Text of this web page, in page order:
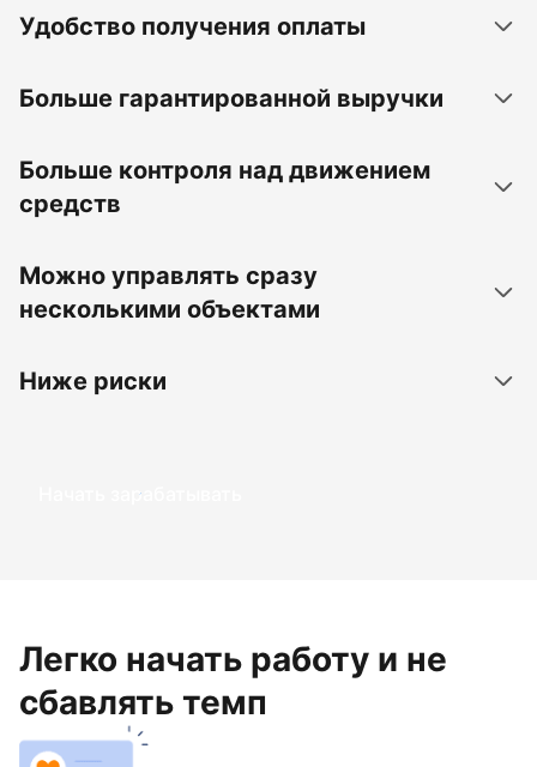
Удобство получения оплаты
Больше гарантированной выручки
Больше контроля над движением
средств
Можно управлять сразу
несколькими объектами
Ниже риски
Начать зарабатывать
Легко начать работу и не
сбавлять темп